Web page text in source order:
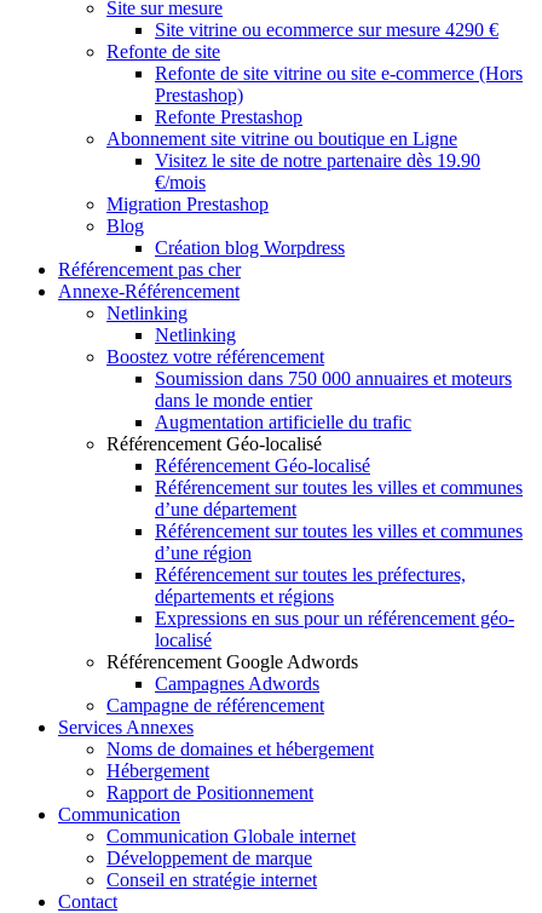
Site sur mesure
Site vitrine ou ecommerce sur mesure 4290 €
Refonte de site
Refonte de site vitrine ou site e-commerce (Hors
Prestashop)
Refonte Prestashop
Abonnement site vitrine ou boutique en Ligne
Visitez le site de notre partenaire dès 19.90
€/mois
Migration Prestashop
Blog
Création blog Worpdress
Référencement pas cher
Annexe-Référencement
Netlinking
Netlinking
Boostez votre référencement
Soumission dans 750 000 annuaires et moteurs
dans le monde entier
Augmentation artificielle du trafic
Référencement Géo-localisé
Référencement Géo-localisé
Référencement sur toutes les villes et communes
d’une département
Référencement sur toutes les villes et communes
d’une région
Référencement sur toutes les préfectures,
départements et régions
Expressions en sus pour un référencement géo-
localisé
Référencement Google Adwords
Campagnes Adwords
Campagne de référencement
Services Annexes
Noms de domaines et hébergement
Hébergement
Rapport de Positionnement
Communication
Communication Globale internet
Développement de marque
Conseil en stratégie internet
Contact